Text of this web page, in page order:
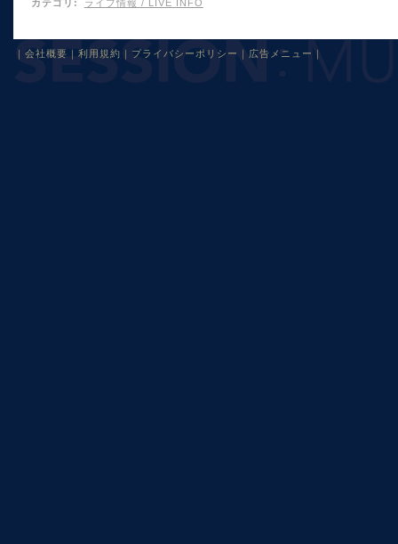
カテゴリ : ライブ情報 / LIVE INFO
会社概要 利用規約 プライバシーポリシー 広告メニュー